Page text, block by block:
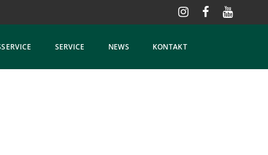
SERVICE NEWS KONTAKT